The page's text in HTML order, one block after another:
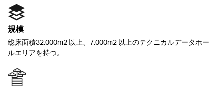
規模
総床面積32,000m2 以上、 7,000m2 以上のテクニカルデータホー
ルエリアを持つ。